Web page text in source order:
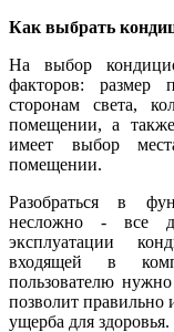
Как выбрать
На выбор
факторов: размер
сторонам света,
помещении, а
имеет выбор
помещении.
Разобраться в
несложно - все
эксплуатации
входящей в
пользователю
позволит правильно
ущерба для здоровья.